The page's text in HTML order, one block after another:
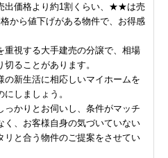
出価格より約1割くらい、★★は売
から値下げがある物件で、お得感
重視する大手建売の分譲で、相場
ることがあります。
の新生活に相応しいマイホームを
しましょう。
っかりとお伺いし、条件がマッチ
く、お客様自身の気づいていない
リと合う物件のご提案をさせてい